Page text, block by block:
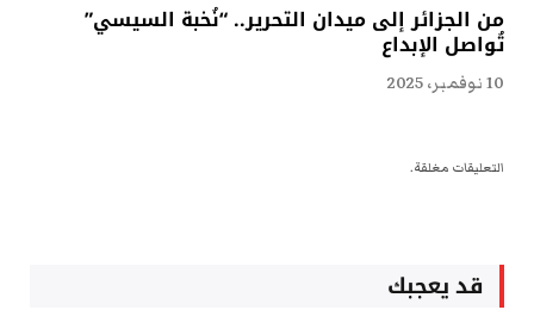
من الجزائر إلى ميدان التحرير.. “نُخبة السيسي”
تُواصل الإبداع
10 نوفمبر، 2025
التعليقات مغلقة.
قد يعجبك